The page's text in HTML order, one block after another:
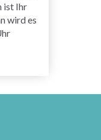
ist Ihr
wird es